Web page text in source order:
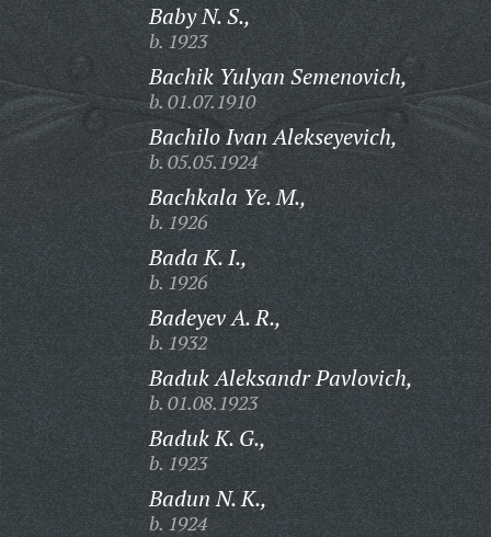
Baby N. S.,
b. 1923
Bachik Yulyan Semenovich,
b. 01.07.1910
Bachilo Ivan Alekseyevich,
b. 05.05.1924
Bachkala Ye. M.,
b. 1926
Bada K. I.,
b. 1926
Badeyev A. R.,
b. 1932
Baduk Aleksandr Pavlovich,
b. 01.08.1923
Baduk K. G.,
b. 1923
Badun N. K.,
b. 1924